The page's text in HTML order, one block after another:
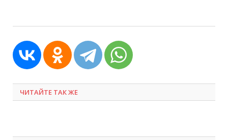
ЧИТАЙТЕ ТАК ЖЕ